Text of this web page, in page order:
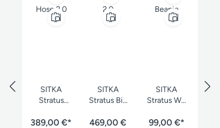
SITKA
Stratus
389,00 €*
SITKA
Stratus Bib
469,00 €
SITKA
Stratus WS
99,00 €*